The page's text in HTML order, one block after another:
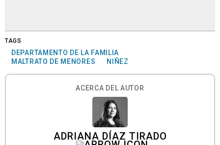
TAGS
DEPARTAMENTO DE LA FAMILIA
MALTRATO DE MENORES
NIÑEZ
ACERCA DEL AUTOR
ADRIANA DÍAZ TIRADO